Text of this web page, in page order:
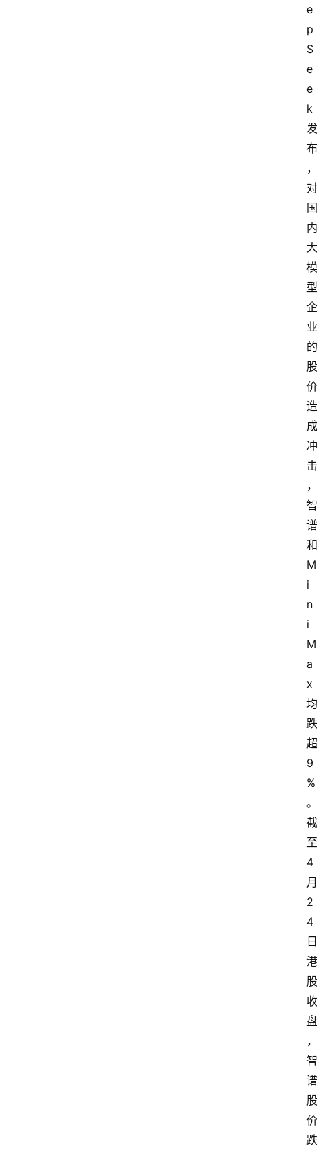
e
p
S
e
e
k
发
布
，
对
国
内
大
模
型
企
业
的
股
价
造
成
冲
击
，
智
谱
和
M
i
n
i
M
a
x
均
跌
超
9
%
。
截
至
4
月
2
4
日
港
股
收
盘
，
智
谱
股
价
跌